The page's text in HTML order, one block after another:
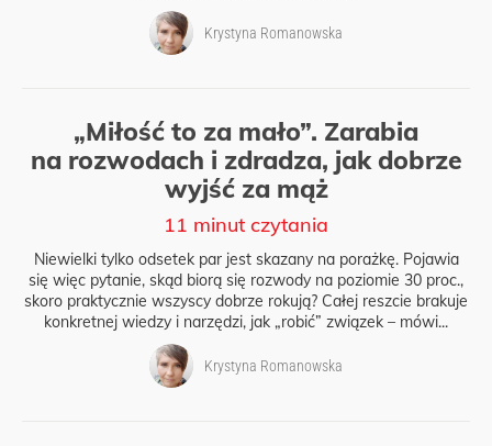
Krystyna Romanowska
„Miłość to za mało”. Zarabia
na rozwodach i zdradza, jak dobrze
wyjść za mąż
11 minut czytania
Niewielki tylko odsetek par jest skazany na porażkę. Pojawia
się więc pytanie, skąd biorą się rozwody na poziomie 30 proc.,
skoro praktycznie wszyscy dobrze rokują? Całej reszcie brakuje
konkretnej wiedzy i narzędzi, jak „robić” związek – mówi...
Krystyna Romanowska